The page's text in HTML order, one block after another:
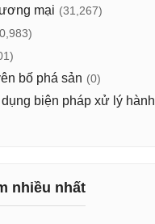
mại (31,267)
bố phá sản (0)
biện pháp xử lý hành
nhiều nhất